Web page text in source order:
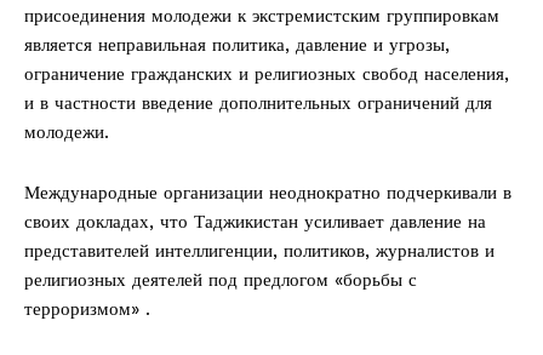
присоединения молодежи к экстремистским группировкам
является неправильная политика, давление и угрозы,
ограничение гражданских и религиозных свобод населения,
и в частности введение дополнительных ограничений для
молодежи.
Международные организации неоднократно подчеркивали в
своих докладах, что Таджикистан усиливает давление на
представителей интеллигенции, политиков, журналистов и
религиозных деятелей под предлогом «борьбы с
терроризмом» .